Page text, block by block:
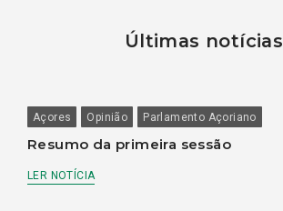
Últimas notícias
Açores Opinião Parlamento Açoriano
Resumo da primeira sessão
LER NOTÍCIA